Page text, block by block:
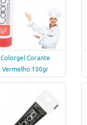
Colorgel Corante
Vermelho 100gr